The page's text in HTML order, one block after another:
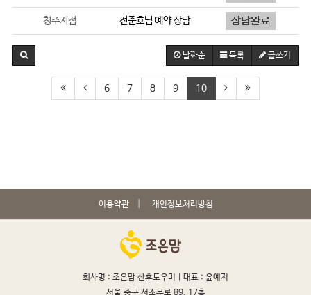
청주지점 전준호님 예약 상담
날짜순 목록 글쓰기
6 7 8 9 10
이용약관 개인정보처리방침
회사명 : 조은맘 산후도우미 | 대표 : 윤예지
서울 중구 서소문로 89, 17층